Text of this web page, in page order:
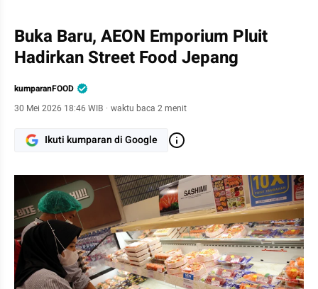
Buka Baru, AEON Emporium Pluit
Hadirkan Street Food Jepang
kumparanFOOD
30 Mei 2026 18:46 WIB · waktu baca 2 menit
Ikuti kumparan di Google